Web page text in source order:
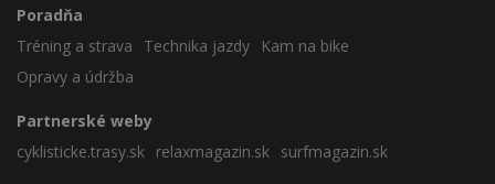
Poradňa
Tréning a strava
Technika jazdy
Kam na bike
Opravy a údržba
Partnerské weby
cyklisticke.trasy.sk relaxmagazin.sk surfmagazin.sk